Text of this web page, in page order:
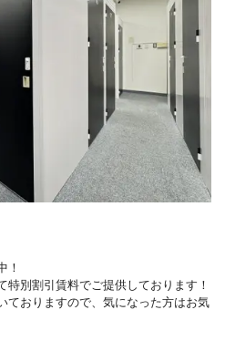
！
特別割引賃料でご提供しております！
ておりますので、気になった方はお気